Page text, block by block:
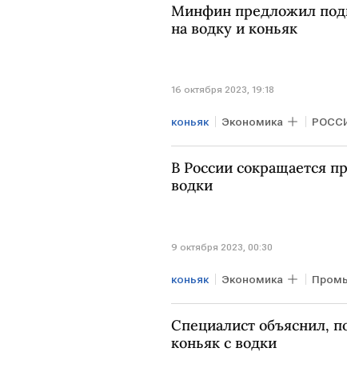
Минфин предложил
на водку и коньяк
16 октября 2023, 19:18
коньяк Экономика
В России сокращается
водки
9 октября 2023, 00:30
коньяк Экономика
Росалкогольтабакконтроль
Специалист объяснил,
коньяк с водки